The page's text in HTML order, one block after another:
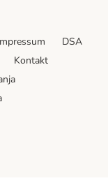
DSA
Kontakt